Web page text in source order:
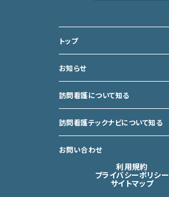
トップ
お知らせ
訪問看護について知る
訪問看護テックナビについて知る
お問い合わせ
利用規約
プライバシーポリシー
サイトマップ